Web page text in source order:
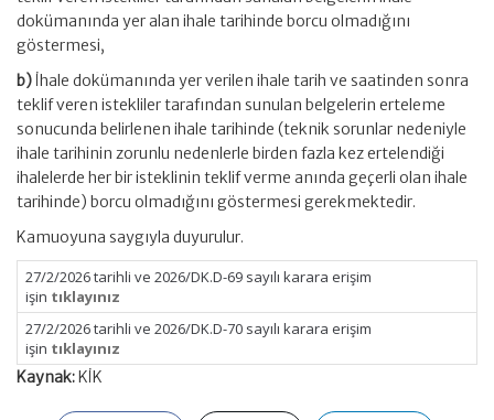
dokümanında yer alan ihale tarihinde borcu olmadığını
göstermesi,
b) İhale dokümanında yer verilen ihale tarih ve saatinden sonra
teklif veren istekliler tarafından sunulan belgelerin erteleme
sonucunda belirlenen ihale tarihinde (teknik sorunlar nedeniyle
ihale tarihinin zorunlu nedenlerle birden fazla kez ertelendiği
ihalelerde her bir isteklinin teklif verme anında geçerli olan ihale
tarihinde) borcu olmadığını göstermesi gerekmektedir.
Kamuoyuna saygıyla duyurulur.
27/2/2026 tarihli ve 2026/DK.D-69 sayılı karara erişim
işin tıklayınız
27/2/2026 tarihli ve 2026/DK.D-70 sayılı karara erişim
işin tıklayınız
Kaynak:KİK